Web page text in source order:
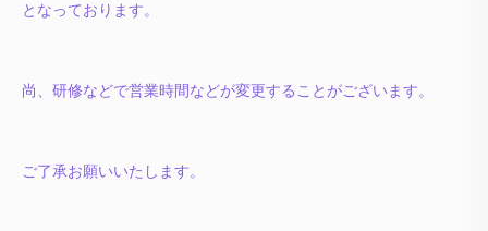
となっております。
尚、研修などで営業時間などが変更することがございます。
ご了承お願いいたします。